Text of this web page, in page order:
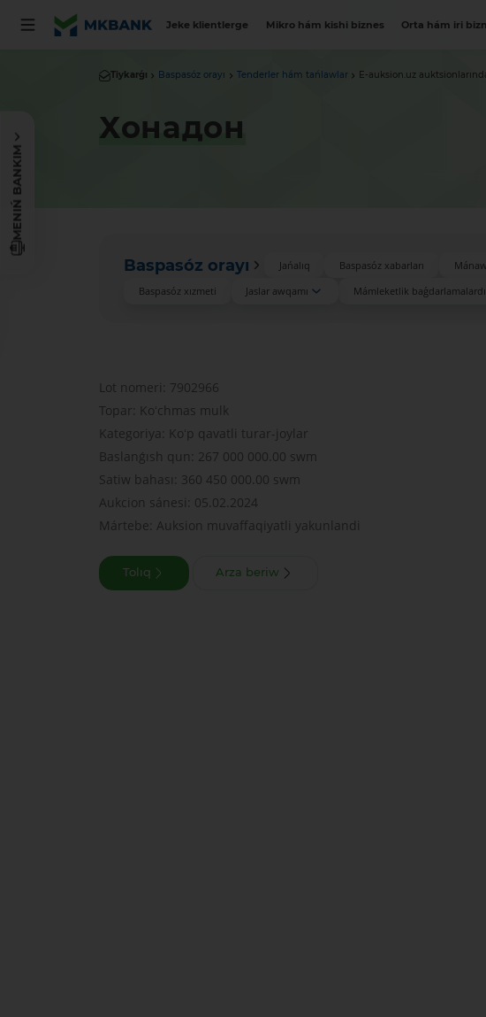
Jeke klientlerge Mikro hám kishi biznes Orta hám iri
MENIŃ BANKIM
Tiykarǵı Baspasóz orayı Tenderler hám tańlawlar E-auksion.uz
Хонадон
Baspasóz orayı Jańalıq Baspasóz xabarları
Baspasóz xızmeti
Jaslar awqamı Mámleketlik
Lot nomeri: 7902966
Topar: Koʻchmas mulk
Kategoriya: Koʻp qavatli turar-joylar
Baslanǵısh qun: 267 000 000.00 swm
Satiw bahası: 360 450 000.00 swm
Aukcion sánesi: 05.02.2024
Mártebe: Auksion muvaffaqiyatli yakunlandi
Tolıq Arza beriw